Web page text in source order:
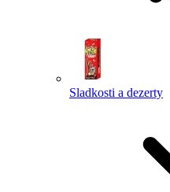
Sladkosti a dezerty